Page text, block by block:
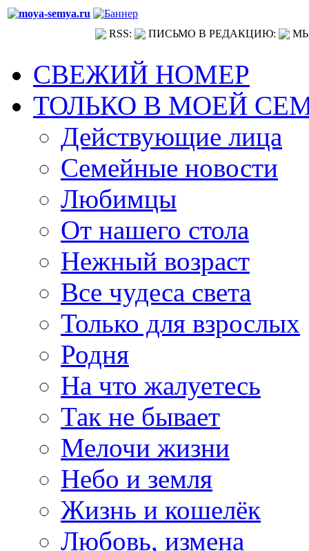
RSS: ПИСЬМО В РЕДАКЦИЮ:
СВЕЖИЙ НОМЕР
ТОЛЬКО В МОЕЙ
Действующие лица
Семейные новости
Любимцы
От нашего стола
Нежный возраст
Все чудеса света
Только для взрослых
Родня
На что жалуетесь
Так не бывает
Мелочи жизни
Небо и земля
Жизнь и кошелёк
Любовь, измена